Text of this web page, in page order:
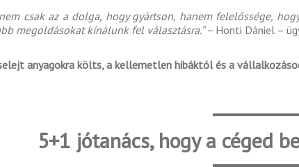
csak az a dolga, hogy gyártson, hanem felelőssége,
megoldásokat kínálunk fel választásra.” – Honti Dániel –
anyagokra költs, a kellemetlen hibáktól és a
5+1 jótanács, hogy a céged